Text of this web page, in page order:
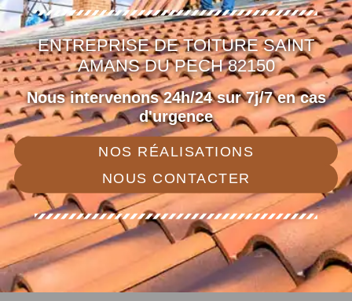
ENTREPRISE DE TOITURE SAINT
AMANS DU PECH 82150
Nous intervenons 24h/24 sur 7j/7 en cas
d'urgence
NOS RÉALISATIONS
NOUS CONTACTER